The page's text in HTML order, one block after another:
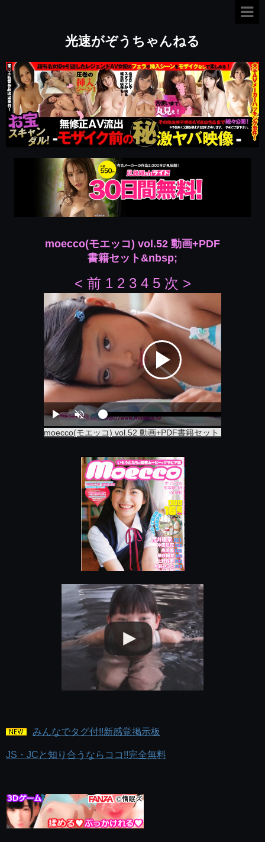
光速がぞうちゃんねる
みんなでタグ付!!新感覚掲示板
JS・JCと知り合うならココ!!完全無料